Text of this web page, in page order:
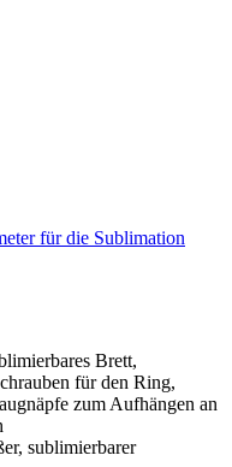
für die Sublimation
Brett,
für den Ring,
zum Aufhängen an
sublimierbarer